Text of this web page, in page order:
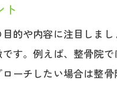
ト
的や内容に注目しま
す。例えば、整骨院
ーチしたい場合は整